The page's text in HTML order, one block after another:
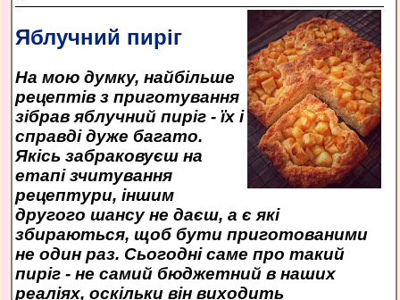
Яблучний пиріг
На мою думку, найбільше
рецептів з приготування
зібрав яблучний пиріг - їх і
справді дуже багато.
Якісь забраковуєш на
етапі зчитування
рецептури, іншим
другого шансу не даєш, а є які
збираються, щоб бути приготованими
не один раз. Сьогодні саме про такий
пиріг - не самий бюджетний в наших
реаліях, оскільки він виходить